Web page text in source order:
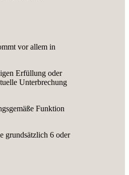
vor allem in
Erfüllung oder
Unterbrechung
Funktion
grundsätzlich 6 oder